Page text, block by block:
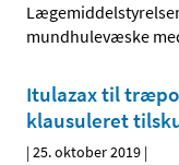
mundhulevæske
Itulazax til
klausuleret
|25. oktober 2019 |